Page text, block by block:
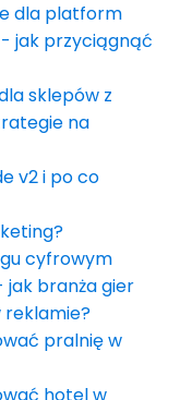
dla platform
jak przyciągnąć
sklepów z
na
v2 i po co
cyfrowym
branża gier
reklamie?
pralnię w